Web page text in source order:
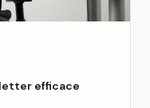
efficace